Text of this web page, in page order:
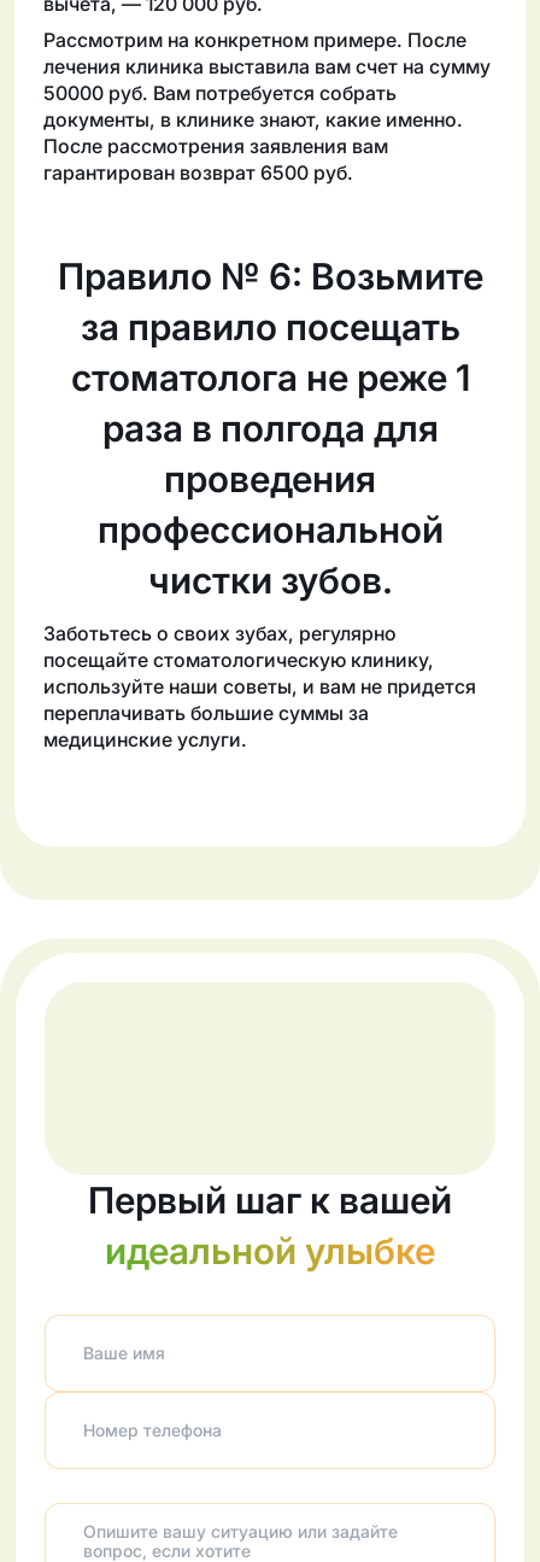
Рассмотрим на конкретном примере. После
лечения клиника выставила вам счет на сумму
50000 руб. Вам потребуется собрать
документы, в клинике знают, какие именно.
После рассмотрения заявления вам
гарантирован возврат 6500 руб.
Правило № 6: Возьмите
за правило посещать
стоматолога не реже 1
раза в полгода для
проведения
профессиональной
чистки зубов.
Заботьтесь о своих зубах, регулярно
посещайте стоматологическую клинику,
используйте наши советы, и вам не придется
переплачивать большие суммы за
медицинские услуги.
Первый шаг к вашей
идеальной улыбке
Ваше имя
Номер телефона
Опишите вашу ситуацию или задайте
вопрос, если хотите